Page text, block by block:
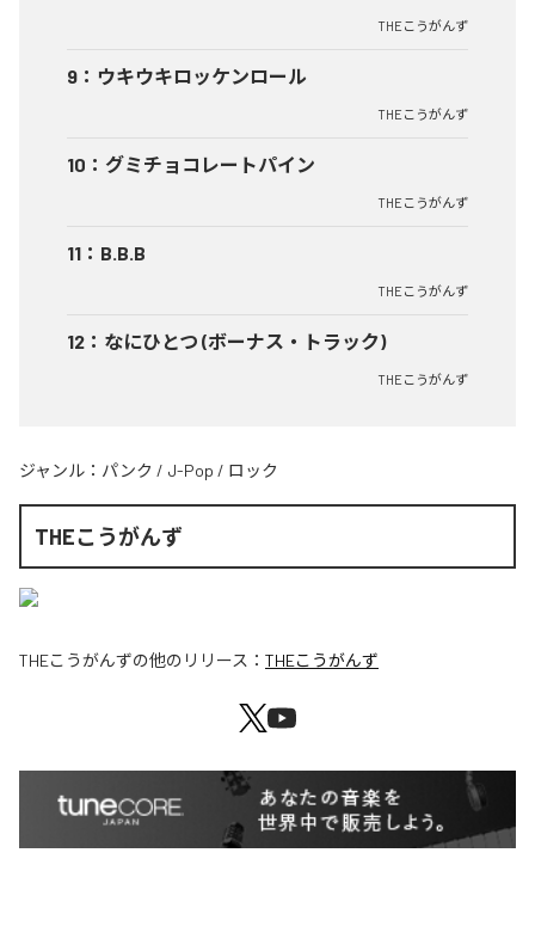
THEこうがんず
9 ： ウキウキロッケンロール
THEこうがんず
10 ： グミチョコレートパイン
THEこうがんず
11 ： B.B.B
THEこうがんず
12 ： なにひとつ (ボーナス・トラック)
THEこうがんず
ジャンル： パンク / J-Pop / ロック
THEこうがんず
THEこうがんずの他のリリース： THEこうがんず